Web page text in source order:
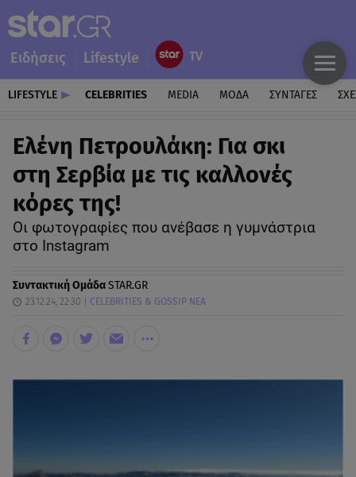
Ειδήσεις Lifestyle
LIFESTYLE CELEBRITIES MEDIA ΜΟΔΑ ΣΥΝΤΑΓΕΣ
Ελένη Πετρουλάκη: Για σκι
στη Σερβία με τις καλλονές
κόρες της!
Οι φωτογραφίες που ανέβασε η γυμνάστρια
στο Instagram
Συντακτική ΟμάδαSTAR.GR
23.12.24, 22:30 CELEBRITIES & GOSSIP ΝΕΑ